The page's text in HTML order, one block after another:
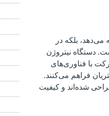
می‌دهد، بلکه در
دستگاه نیتروژن
با فناوری‌های
فراهم می‌کنند.
شده‌اند و کیفیت